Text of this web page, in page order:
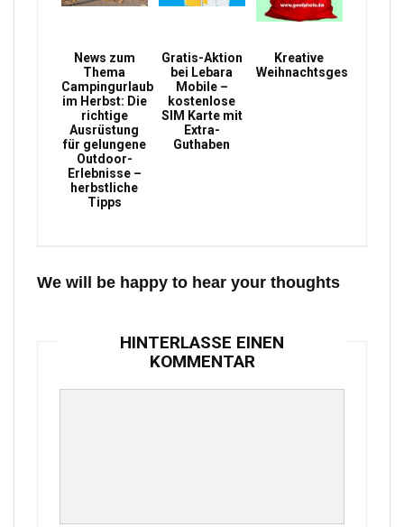
News zum
Thema
Campingurlaub
im Herbst: Die
richtige
Ausrüstung
für gelungene
Outdoor-
Erlebnisse –
herbstliche
Tipps
Gratis-Aktion
bei Lebara
Mobile –
kostenlose
SIM Karte mit
Extra-
Guthaben
Kreative
Weihnachtsgeschenke
We will be happy to hear your thoughts
HINTERLASSE EINEN
KOMMENTAR